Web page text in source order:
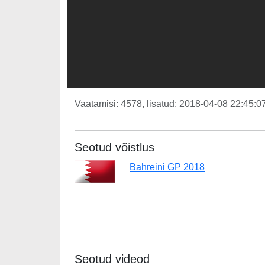
Vaatamisi: 4578, lisatud: 2018-04-08
Seotud võistlus
Bahreini GP 2018
Seotud videod